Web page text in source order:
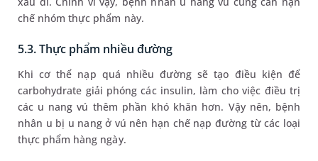
chế nhóm thực phẩm này.
5.3. Thực phẩm nhiều đường
Khi cơ thể nạp quá nhiều đường sẽ tạo điều kiện để
carbohydrate giải phóng các insulin, làm cho việc điều trị
các u nang vú thêm phần khó khăn hơn. Vậy nên, bệnh
nhân u bị u nang ở vú nên hạn chế nạp đường từ các loại
thực phẩm hàng ngày.